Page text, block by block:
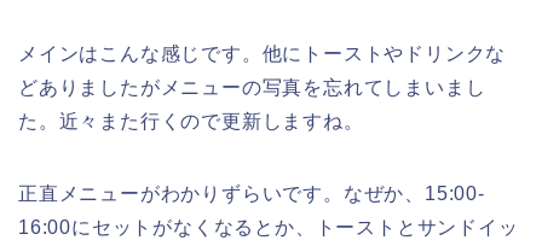
メインはこんな感じです。他にトーストやドリンクな
どありましたがメニューの写真を忘れてしまいまし
た。近々また行くので更新しますね。
正直メニューがわかりずらいです。なぜか、15:00-
16:00にセットがなくなるとか、トーストとサンドイッ